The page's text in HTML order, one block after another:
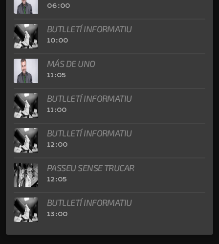
06:00
BUTLLETÍ INFORMATIU
10:00
MÁS DE UNO
11:05
BUTLLETÍ INFORMATIU
11:00
BUTLLETÍ INFORMATIU
12:00
PASSEU SENSE TRUCAR
12:05
BUTLLETÍ INFORMATIU
13:00